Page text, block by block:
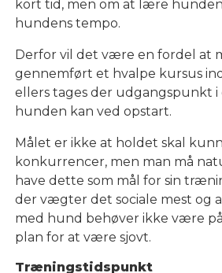
kort tid, men om at lære
hundens tempo.
Derfor vil det være en fordel at
gennemført et hvalpe kursus
ellers tages der udgangspunkt i
hunden kan ved opstart.
Målet er ikke at holdet skal
konkurrencer, men man må
have dette som mål for sin
der vægter det sociale mest og
med hund behøver ikke være
plan for at være sjovt.
Træningstidspunkt